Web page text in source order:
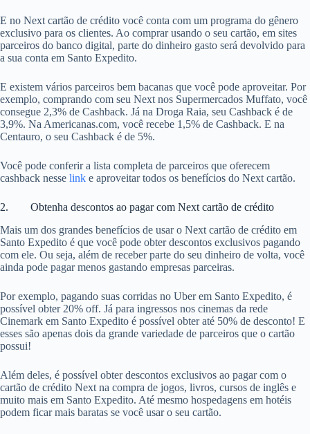
E no Next cartão de crédito você conta com um programa do gênero
exclusivo para os clientes. Ao comprar usando o seu cartão, em sites
parceiros do banco digital, parte do dinheiro gasto será devolvido para
a sua conta em Santo Expedito.
E existem vários parceiros bem bacanas que você pode aproveitar. Por
exemplo, comprando com seu Next nos Supermercados Muffato, você
consegue 2,3% de Cashback. Já na Droga Raia, seu Cashback é de
3,9%. Na Americanas.com, você recebe 1,5% de Cashback. E na
Centauro, o seu Cashback é de 5%.
Você pode conferir a lista completa de parceiros que oferecem
cashback nesse link e aproveitar todos os benefícios do Next cartão.
2. Obtenha descontos ao pagar com Next cartão de crédito
Mais um dos grandes benefícios de usar o Next cartão de crédito em
Santo Expedito é que você pode obter descontos exclusivos pagando
com ele. Ou seja, além de receber parte do seu dinheiro de volta, você
ainda pode pagar menos gastando empresas parceiras.
Por exemplo, pagando suas corridas no Uber em Santo Expedito, é
possível obter 20% off. Já para ingressos nos cinemas da rede
Cinemark em Santo Expedito é possível obter até 50% de desconto! E
esses são apenas dois da grande variedade de parceiros que o cartão
possui!
Além deles, é possível obter descontos exclusivos ao pagar com o
cartão de crédito Next na compra de jogos, livros, cursos de inglês e
muito mais em Santo Expedito. Até mesmo hospedagens em hotéis
podem ficar mais baratas se você usar o seu cartão.